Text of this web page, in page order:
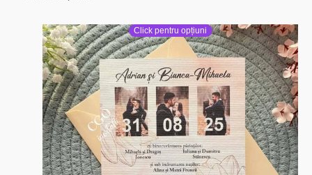
Click pentru opțiuni